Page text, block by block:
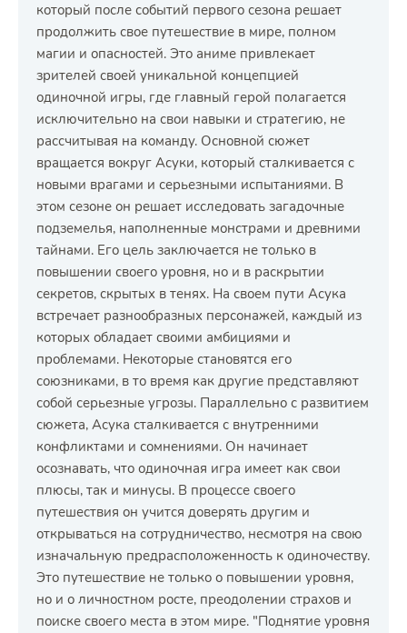
который после событий первого сезона решает
продолжить свое путешествие в мире, полном
магии и опасностей. Это аниме привлекает
зрителей своей уникальной концепцией
одиночной игры, где главный герой полагается
исключительно на свои навыки и стратегию, не
рассчитывая на команду. Основной сюжет
вращается вокруг Асуки, который сталкивается с
новыми врагами и серьезными испытаниями. В
этом сезоне он решает исследовать загадочные
подземелья, наполненные монстрами и древними
тайнами. Его цель заключается не только в
повышении своего уровня, но и в раскрытии
секретов, скрытых в тенях. На своем пути Асука
встречает разнообразных персонажей, каждый из
которых обладает своими амбициями и
проблемами. Некоторые становятся его
союзниками, в то время как другие представляют
собой серьезные угрозы. Параллельно с развитием
сюжета, Асука сталкивается с внутренними
конфликтами и сомнениями. Он начинает
осознавать, что одиночная игра имеет как свои
плюсы, так и минусы. В процессе своего
путешествия он учится доверять другим и
открываться на сотрудничество, несмотря на свою
изначальную предрасположенность к одиночеству.
Это путешествие не только о повышении уровня,
но и о личностном росте, преодолении страхов и
поиске своего места в этом мире. "Поднятие уровня